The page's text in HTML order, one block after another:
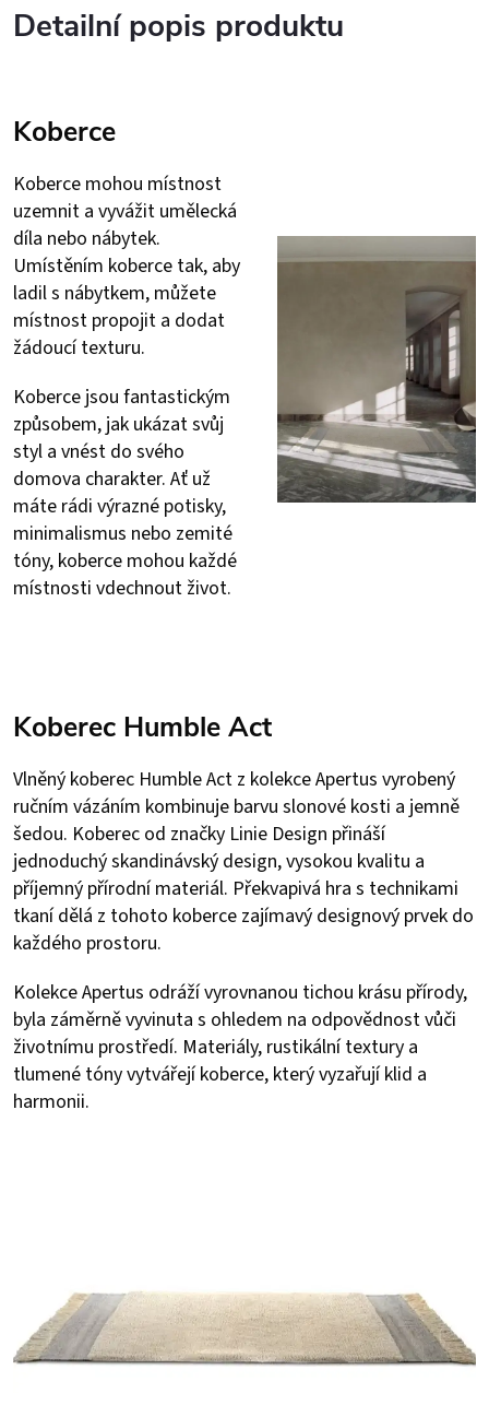
Detailní popis produktu
Koberce
Koberce mohou místnost
uzemnit a vyvážit umělecká
díla nebo nábytek.
Umístěním koberce tak, aby
ladil s nábytkem, můžete
místnost propojit a dodat
žádoucí texturu.
Koberce jsou fantastickým
způsobem, jak ukázat svůj
styl a vnést do svého
domova charakter. Ať už
máte rádi výrazné potisky,
minimalismus nebo zemité
tóny, koberce mohou každé
místnosti vdechnout život.
Koberec Humble Act
Vlněný koberec Humble Act z kolekce Apertus vyrobený
ručním vázáním kombinuje barvu slonové kosti a jemně
šedou. Koberec od značky Linie Design přináší
jednoduchý skandinávský design, vysokou kvalitu a
příjemný přírodní materiál. Překvapivá hra s technikami
tkaní dělá z tohoto koberce zajímavý designový prvek do
každého prostoru.
Kolekce Apertus odráží vyrovnanou tichou krásu přírody,
byla záměrně vyvinuta s ohledem na odpovědnost vůči
životnímu prostředí. Materiály, rustikální textury a
tlumené tóny vytvářejí koberce, který vyzařují klid a
harmonii.